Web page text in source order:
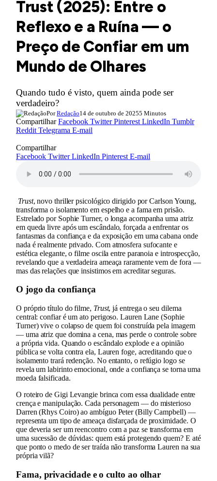
Trust (2025): Entre o
Reflexo e a Ruína — o
Preço de Confiar em um
Mundo de Olhares
Quando tudo é visto, quem ainda pode ser
verdadeiro?
Por Redação14 de outubro de 20255 Minutos
CompartilharFacebook Twitter Pinterest LinkedIn Tumblr
Reddit Telegrama E-mail
Compartilhar
Facebook Twitter LinkedIn Pinterest E-mail
Trust, novo thriller psicológico dirigido por Carlson Young,
transforma o isolamento em espelho e a fama em prisão.
Estrelado por Sophie Turner, o longa acompanha uma atriz
em queda livre após um escândalo, forçada a enfrentar os
fantasmas da confiança e da exposição em uma cabana onde
nada é realmente privado. Com atmosfera sufocante e
estética elegante, o filme oscila entre paranoia e introspecção,
revelando que a verdadeira ameaça raramente vem de fora —
mas das relações que insistimos em acreditar seguras.
O jogo da confiança
O próprio título do filme, Trust, já entrega o seu dilema
central: confiar é um ato perigoso. Lauren Lane (Sophie
Turner) vive o colapso de quem foi construída pela imagem
— uma atriz que domina a cena, mas perde o controle sobre
a própria vida. Quando o escândalo explode e a opinião
pública se volta contra ela, Lauren foge, acreditando que o
isolamento trará redenção. No entanto, o refúgio logo se
revela um labirinto emocional, onde a confiança se torna uma
moeda falsificada.
O roteiro de Gigi Levangie brinca com essa dualidade entre
crença e manipulação. Cada personagem — do misterioso
Darren (Rhys Coiro) ao ambíguo Peter (Billy Campbell) —
representa um tipo de ameaça disfarçada de proximidade. O
que deveria ser um reencontro com a paz se transforma em
uma sucessão de dúvidas: quem está protegendo quem? E até
que ponto o medo de ser traída não transforma Lauren na sua
própria vilã?
Fama, privacidade e o culto ao olhar